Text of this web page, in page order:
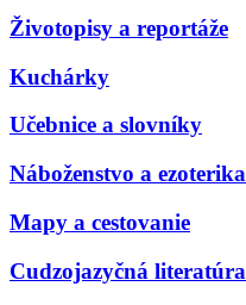
Životopisy a reportáže
Kuchárky
Učebnice a slovníky
Náboženstvo a ezoterika
Mapy a cestovanie
Cudzojazyčná literatúra